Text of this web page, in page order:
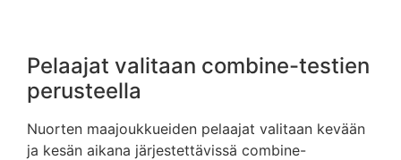
Pelaajat valitaan combine-testien
perusteella
Nuorten maajoukkueiden pelaajat valitaan kevään
ja kesän aikana järjestettävissä combine-